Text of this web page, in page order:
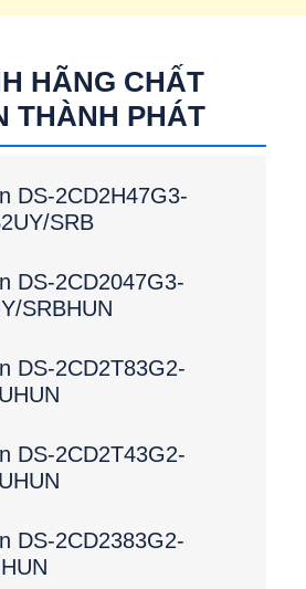
HÃNG CHẤT
THÀNH PHÁT
DS-2CD2H47G3-
SRB
DS-2CD2047G3-
SRBHUN
DS-2CD2T83G2-
DS-2CD2T43G2-
DS-2CD2383G2-